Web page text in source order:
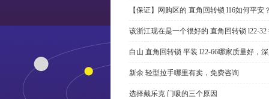
【保证】网购区的 直角回转锁 l16如何平安
该浙江现在是一个很好的 直角回转锁 l22-
白山 直角回转锁 平装 l22-66哪家质量好，
新余 轻型拉手哪里有卖，免费咨询
选择戴乐克 门吸的三个原因